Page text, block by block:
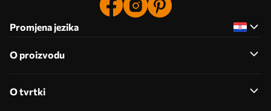
Promjena jezika
O proizvodu
O tvrtki